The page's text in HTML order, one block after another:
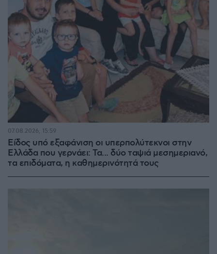
Είδος υπό εξαφάνιση οι υπερπολύτεκνοι στην
Ελλάδα που γερνάει: Τα... δύο ταψιά μεσημεριανό,
τα επιδόματα, η καθημερινότητά τους
07.08.2026, 15:59